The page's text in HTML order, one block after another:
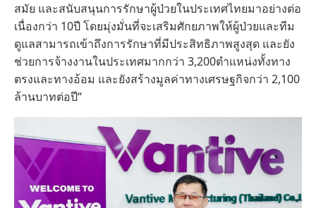
สมัย และสนับสนุนการรักษาผู้ป่วยในประเทศไทยมาอย่างต่อ
เนื่องกว่า 10ปี โดยมุ่งมั่นที่จะเสริมศักยภาพให้ผู้ป่วยและทีม
ดูแลสามารถเข้าถึงการรักษาที่มีประสิทธิภาพสูงสุด และยัง
ช่วยการจ้างงานในประเทศมากกว่า 3,200ตำแหน่งทั้งทาง
ตรงและทางอ้อม และยังสร้างมูลค่าทางเศรษฐกิจกว่า 2,100
ล้านบาทต่อปี“